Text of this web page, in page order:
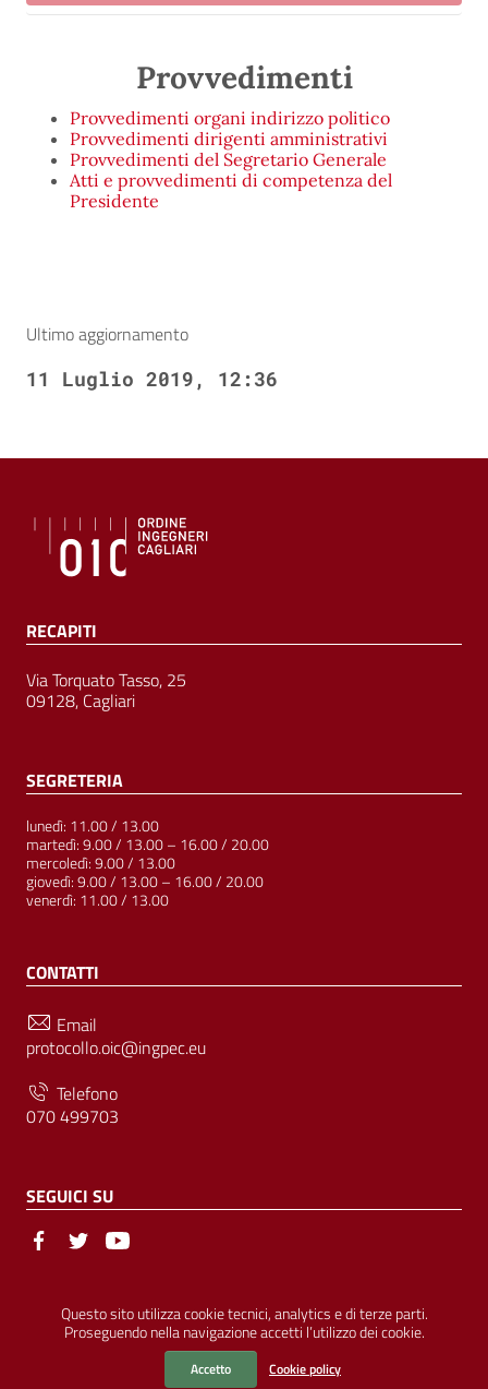
Questo sito utilizza cookie tecnici, analytics e di terze parti.
Proseguendo nella navigazione accetti l’utilizzo dei cookie.
Accetto Cookie policy
Provvedimenti
Provvedimenti organi indirizzo politico
Provvedimenti dirigenti amministrativi
Provvedimenti del Segretario Generale
Atti e provvedimenti di competenza del
Presidente
Ultimo aggiornamento
11 Luglio 2019, 12:36
RECAPITI
Via Torquato Tasso, 25
09128, Cagliari
SEGRETERIA
lunedì: 11.00 / 13.00
martedì: 9.00 / 13.00 – 16.00 / 20.00
mercoledì: 9.00 / 13.00
giovedì: 9.00 / 13.00 – 16.00 / 20.00
venerdì: 11.00 / 13.00
CONTATTI
Email
protocollo.oic@ingpec.eu
Telefono
070 499703
SEGUICI SU
Sezione Link Utili
© Ordine degli Ingegneri della Provincia di Cagliari | P.IVA
00458800927 |Amministrazione Trasparente | Pubblicità Legale
Accessibilità